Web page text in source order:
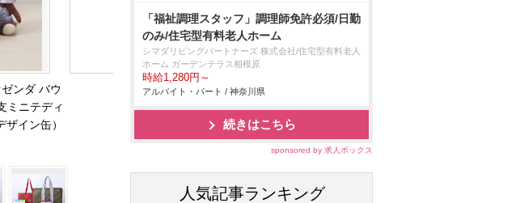
ンダ バウ
ミニテディ
イン缶）
「福祉調理スタッフ」調理師免許必須/日勤
のみ/住宅型有料老人ホーム
シマダリビングパートナーズ 株式会社/住宅型有料老人
ホーム ガーデンテラス相模原
時給1,280円～
アルバイト・パート / 神奈川県
続きはこちら
sponsored by 求人ボックス
人気記事ランキング